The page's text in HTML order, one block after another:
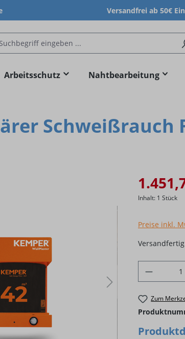
Versandfrei ab 50€
Arbeitsschutz Nahtbearbeitung
Schweißrauch
Inhalt: 1 Stück
Preise inkl.
Zum